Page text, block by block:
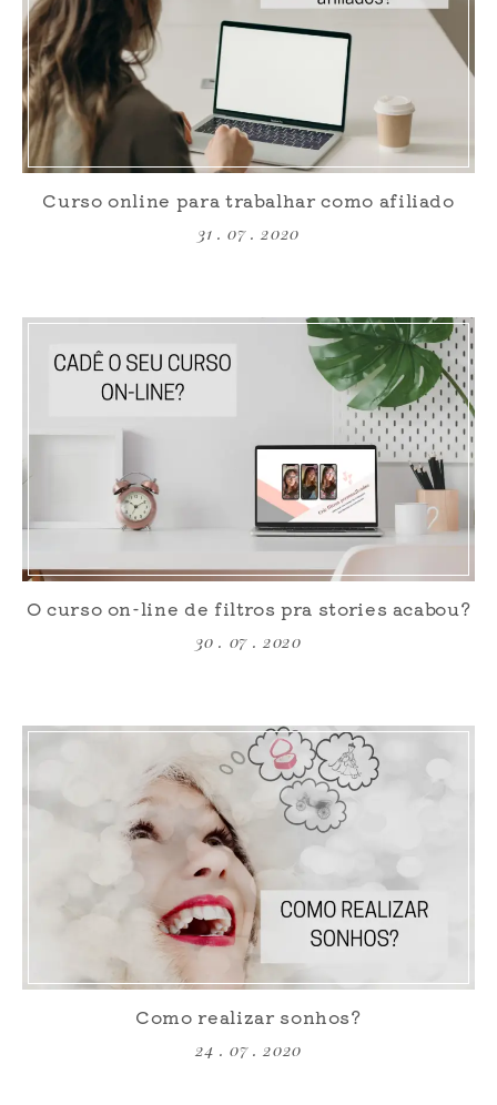
Curso online para trabalhar como afiliado
31 . 07 . 2020
O curso on-line de filtros pra stories acabou?
30 . 07 . 2020
Como realizar sonhos?
24 . 07 . 2020